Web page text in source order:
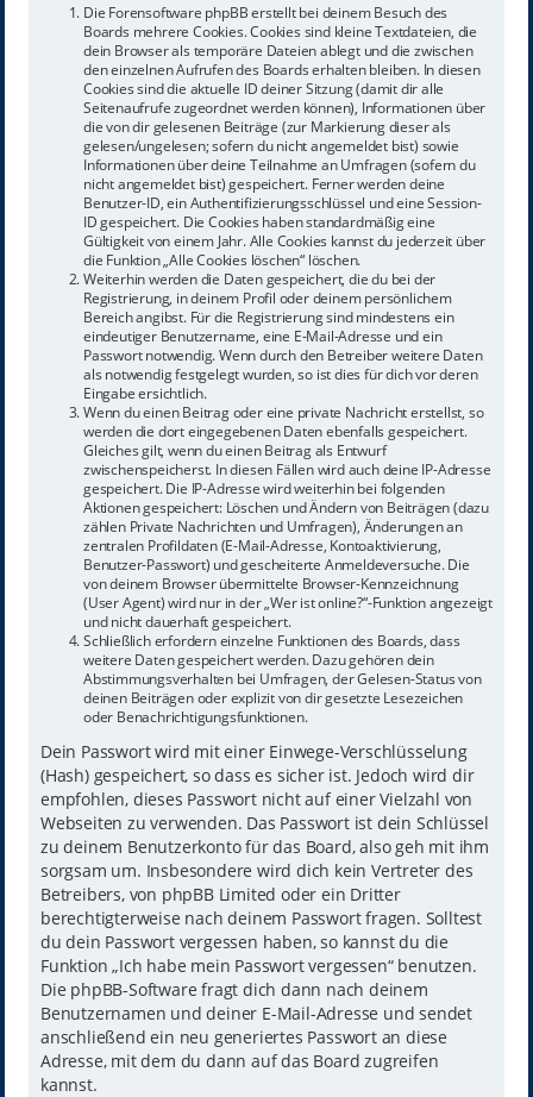
Die Forensoftware phpBB erstellt bei deinem Besuch des
Boards mehrere Cookies. Cookies sind kleine Textdateien, die
dein Browser als temporäre Dateien ablegt und die zwischen
den einzelnen Aufrufen des Boards erhalten bleiben. In diesen
Cookies sind die aktuelle ID deiner Sitzung (damit dir alle
Seitenaufrufe zugeordnet werden können), Informationen über
die von dir gelesenen Beiträge (zur Markierung dieser als
gelesen/ungelesen; sofern du nicht angemeldet bist) sowie
Informationen über deine Teilnahme an Umfragen (sofern du
nicht angemeldet bist) gespeichert. Ferner werden deine
Benutzer-ID, ein Authentifizierungsschlüssel und eine Session-
ID gespeichert. Die Cookies haben standardmäßig eine
Gültigkeit von einem Jahr. Alle Cookies kannst du jederzeit über
die Funktion „Alle Cookies löschen“ löschen.
Weiterhin werden die Daten gespeichert, die du bei der
Registrierung, in deinem Profil oder deinem persönlichem
Bereich angibst. Für die Registrierung sind mindestens ein
eindeutiger Benutzername, eine E-Mail-Adresse und ein
Passwort notwendig. Wenn durch den Betreiber weitere Daten
als notwendig festgelegt wurden, so ist dies für dich vor deren
Eingabe ersichtlich.
Wenn du einen Beitrag oder eine private Nachricht erstellst, so
werden die dort eingegebenen Daten ebenfalls gespeichert.
Gleiches gilt, wenn du einen Beitrag als Entwurf
zwischenspeicherst. In diesen Fällen wird auch deine IP-Adresse
gespeichert. Die IP-Adresse wird weiterhin bei folgenden
Aktionen gespeichert: Löschen und Ändern von Beiträgen (dazu
zählen Private Nachrichten und Umfragen), Änderungen an
zentralen Profildaten (E-Mail-Adresse, Kontoaktivierung,
Benutzer-Passwort) und gescheiterte Anmeldeversuche. Die
von deinem Browser übermittelte Browser-Kennzeichnung
(User Agent) wird nur in der „Wer ist online?“-Funktion angezeigt
und nicht dauerhaft gespeichert.
Schließlich erfordern einzelne Funktionen des Boards, dass
weitere Daten gespeichert werden. Dazu gehören dein
Abstimmungsverhalten bei Umfragen, der Gelesen-Status von
deinen Beiträgen oder explizit von dir gesetzte Lesezeichen
oder Benachrichtigungsfunktionen.
Dein Passwort wird mit einer Einwege-Verschlüsselung
(Hash) gespeichert, so dass es sicher ist. Jedoch wird dir
empfohlen, dieses Passwort nicht auf einer Vielzahl von
Webseiten zu verwenden. Das Passwort ist dein Schlüssel
zu deinem Benutzerkonto für das Board, also geh mit ihm
sorgsam um. Insbesondere wird dich kein Vertreter des
Betreibers, von phpBB Limited oder ein Dritter
berechtigterweise nach deinem Passwort fragen. Solltest
du dein Passwort vergessen haben, so kannst du die
Funktion „Ich habe mein Passwort vergessen“ benutzen.
Die phpBB-Software fragt dich dann nach deinem
Benutzernamen und deiner E-Mail-Adresse und sendet
anschließend ein neu generiertes Passwort an diese
Adresse, mit dem du dann auf das Board zugreifen
kannst.